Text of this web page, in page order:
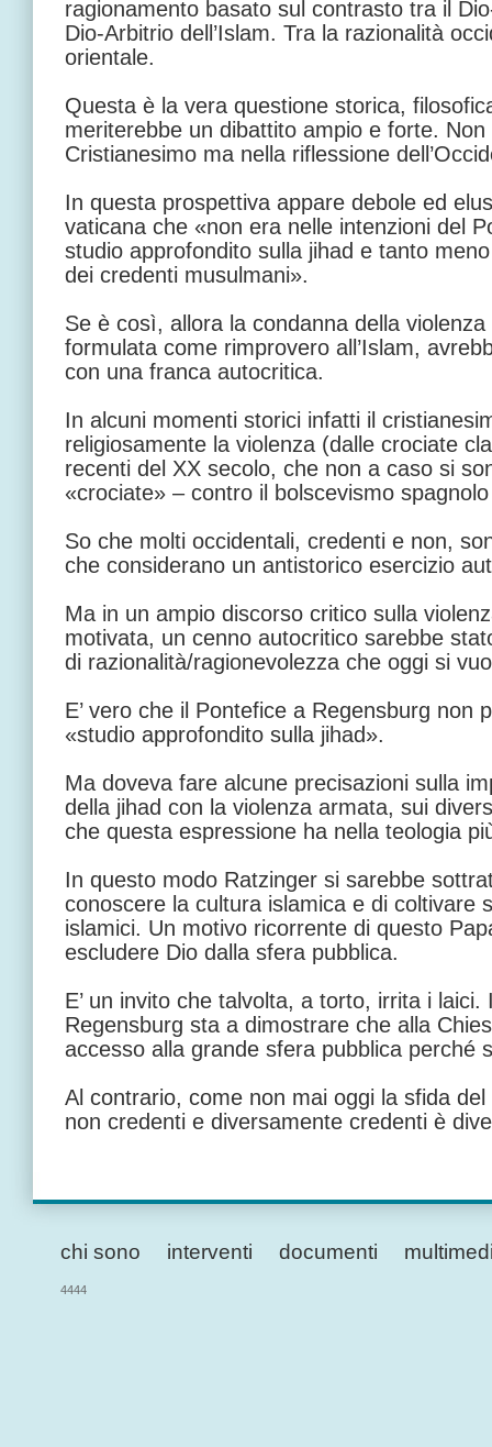
ragionamento basato sul contrasto tra il
Dio-Arbitrio dell’Islam. Tra la razionalità
orientale.
Questa è la vera questione storica,
meriterebbe un dibattito ampio e forte.
Cristianesimo ma nella riflessione
In questa prospettiva appare debole ed
vaticana che «non era nelle intenzioni del
studio approfondito sulla jihad e tanto
dei credenti musulmani».
Se è così, allora la condanna della
formulata come rimprovero all’Islam,
con una franca autocritica.
In alcuni momenti storici infatti il
religiosamente la violenza (dalle crociate
recenti del XX secolo, che non a caso si
«crociate» – contro il bolscevismo
So che molti occidentali, credenti e non,
che considerano un antistorico esercizio
Ma in un ampio discorso critico sulla
motivata, un cenno autocritico sarebbe
di razionalità/ragionevolezza che oggi si
E’ vero che il Pontefice a Regensburg non
«studio approfondito sulla jihad».
Ma doveva fare alcune precisazioni sulla
della jihad con la violenza armata, sui
che questa espressione ha nella teologia
In questo modo Ratzinger si sarebbe
conoscere la cultura islamica e di coltivare
islamici. Un motivo ricorrente di questo
escludere Dio dalla sfera pubblica.
E’ un invito che talvolta, a torto, irrita i laici.
Regensburg sta a dimostrare che alla
accesso alla grande sfera pubblica perché
Al contrario, come non mai oggi la sfida
non credenti e diversamente credenti è
chi sono interventi documenti
4444